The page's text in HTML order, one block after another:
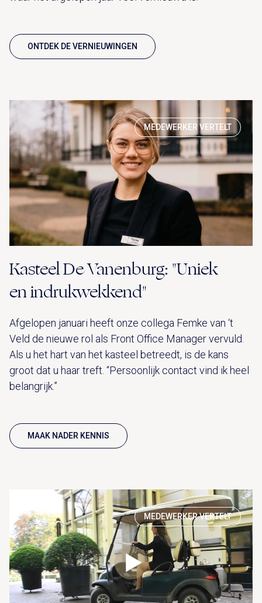
ONTDEK DE VERNIEUWINGEN
MEDEWERKER VERTELT
Kasteel De Vanenburg: "Uniek
en indrukwekkend"
Afgelopen januari heeft onze collega Femke van ‘t
Veld de nieuwe rol als Front Office Manager vervuld.
Als u het hart van het kasteel betreedt, is de kans
groot dat u haar treft. “Persoonlijk contact vind ik heel
belangrijk.”
MAAK NADER KENNIS
MEDEWERKER VERTELT